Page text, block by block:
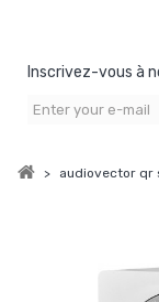
Inscrivez-vous à
> audiovector qr